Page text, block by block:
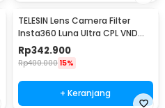
TELESIN Lens Camera Filter
Insta360 Luna Ultra CPL VND
Diffusion 1/4 - S5-FLT-85-TIS
Rp342.900
Rp400.000 15%
+ Keranjang